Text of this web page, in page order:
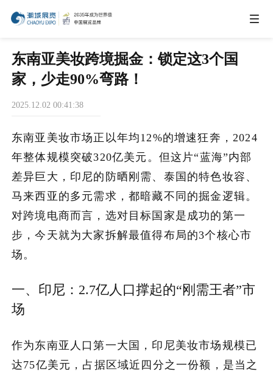
IEAE
IGHE
CHWE
商务合作
关于我们
加入潮域
东南亚美妆跨境掘金：锁定这3个国
家，少走90%弯路！
2025.12.02 00:41:38
东南亚美妆市场正以年均12%的增速狂奔，2024
年整体规模突破320亿美元。但这片“蓝海”内部
差异巨大，印尼的防晒刚需、泰国的特色妆容、
马来西亚的多元需求，都暗藏不同的掘金逻辑。
对跨境电商而言，选对目标国家是成功的第一
步，今天就为大家拆解最值得布局的3个核心市
场。
一、印尼：2.7亿人口撑起的“刚需王者”市
场
作为东南亚人口第一大国，印尼美妆市场规模已
达75亿美元，占据区域近四分之一份额，是当之